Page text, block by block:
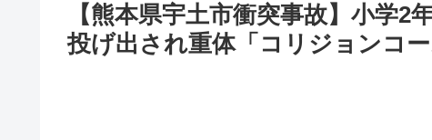
【熊本県宇土市衝突事故】小学
投げ出され重体「コリジョンコ